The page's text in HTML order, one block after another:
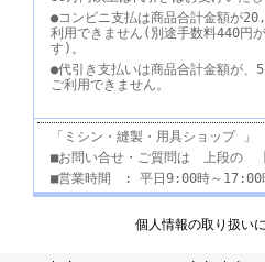
●コンビニ支払は商品合計金額が
利用できません(別途手数料440円
す)。
●代引き支払いは商品合計金額が、
ご利用できません。
「ミシン・縫製・用具ショップ 」
■お問い合せ・ご質問は 上段の
■営業時間 : 平日9:00時～17:00
個人情報の取り扱い